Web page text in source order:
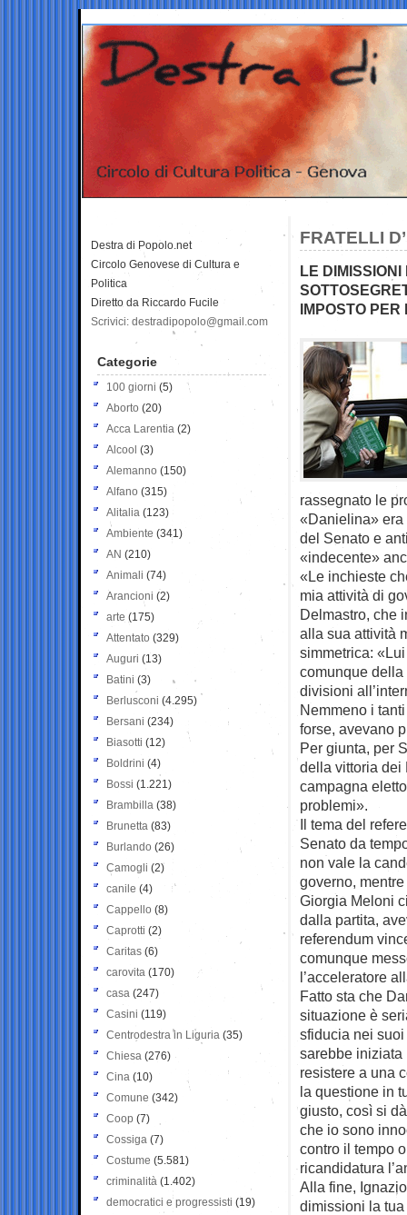
FRATELLI
LE
IMPOSTO PER
rassegnato le
«Danielina» era
del Senato e
«indecente»
«Le inchieste
mia attività di
Delmastro, che
alla sua attività
simmetrica:
comunque
divisioni
Nemmeno i
forse, avevano
Per giunta, per
della vittoria dei
campagna
problemi».
Il tema del
Senato da
non vale la
governo,
Giorgia Meloni
dalla partita,
referendum
comunque
l’acceleratore
Fatto sta che
situazione è
sfiducia nei
sarebbe iniziata
resistere a una
la questione in
giusto, così si
che io sono
contro il tempo
ricandidatura
Alla fine,
dimissioni la
Destra di Popolo.net
Circolo Genovese di Cultura e
Politica
Diretto da Riccardo Fucile
Scrivici: destradipopolo@gmail.com
Categorie
100 giorni (5)
Aborto (20)
Acca Larentia (2)
Alcool (3)
Alemanno (150)
Alfano (315)
Alitalia (123)
Ambiente (341)
AN (210)
Animali (74)
Arancioni (2)
arte (175)
Attentato (329)
Auguri (13)
Batini (3)
Berlusconi (4.295)
Bersani (234)
Biasotti (12)
Boldrini (4)
Bossi (1.221)
Brambilla (38)
Brunetta (83)
Burlando (26)
Camogli (2)
canile (4)
Cappello (8)
Caprotti (2)
Caritas (6)
carovita (170)
casa (247)
Casini (119)
Centrodestra in Liguria (35)
Chiesa (276)
Cina (10)
Comune (342)
Coop (7)
Cossiga (7)
Costume (5.581)
criminalità (1.402)
democratici e progressisti (19)